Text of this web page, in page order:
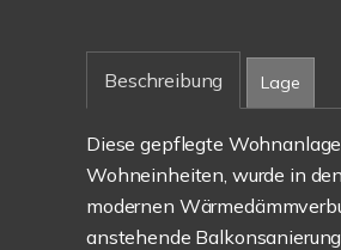
Beschreibung Lage
Diese gepflegte
Wohneinheiten, wurde in
modernen
anstehende